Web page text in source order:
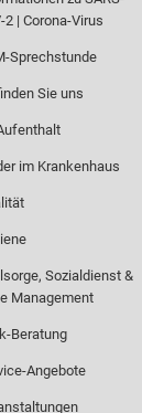
2 | Corona-Virus
Sprechstunde
Sie uns
im Krankenhaus
Sozialdienst &
Management
Beratung
Angebote